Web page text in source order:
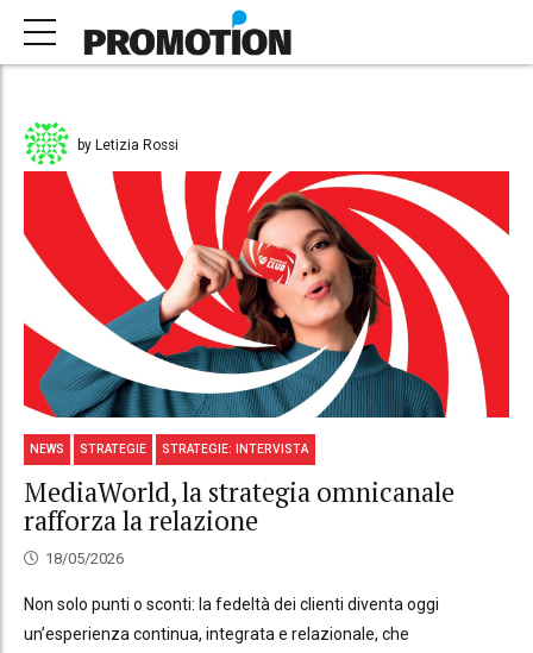
by Letizia Rossi
NEWS STRATEGIE STRATEGIE: INTERVISTA
MediaWorld, la strategia omnicanale
rafforza la relazione
18/05/2026
Non solo punti o sconti: la fedeltà dei clienti diventa oggi
un’esperienza continua, integrata e relazionale, che